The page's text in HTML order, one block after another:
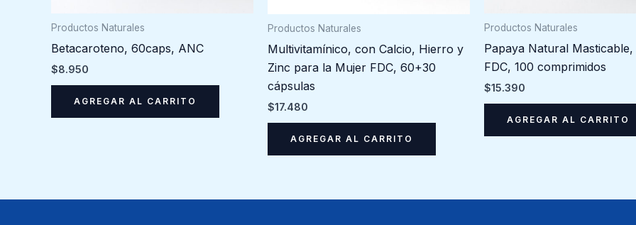
Productos Naturales
Betacaroteno, 60caps, ANC
$8.950
AGREGAR AL CARRITO
Productos Naturales
Multivitamínico, con Calcio, Hierro y
Zinc para la Mujer FDC, 60+30
cápsulas
$17.480
AGREGAR AL CARRITO
Productos Naturales
Papaya Natural Masticable,
FDC, 100 comprimidos
$15.390
AGREGAR AL CARRITO